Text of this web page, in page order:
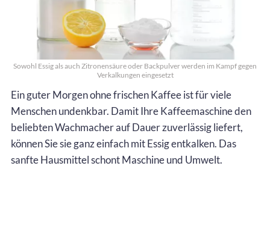
Sowohl Essig als auch Zitronensäure oder Backpulver werden im Kampf gegen
Verkalkungen eingesetzt
Ein guter Morgen ohne frischen Kaffee ist für viele
Menschen undenkbar. Damit Ihre Kaffeemaschine den
beliebten Wachmacher auf Dauer zuverlässig liefert,
können Sie sie ganz einfach mit Essig entkalken. Das
sanfte Hausmittel schont Maschine und Umwelt.